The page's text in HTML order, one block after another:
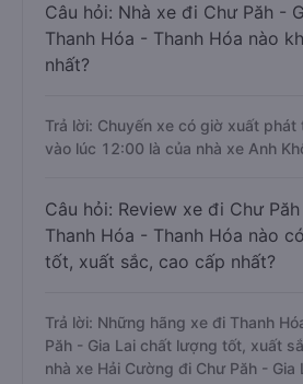
Câu hỏi: Nhà xe đi Chư Păh -
Thanh Hóa - Thanh Hóa nào
nhất?
Trả lời: Chuyến xe có giờ xuất phát
vào lúc 12:00 là của nhà xe Anh
Câu hỏi: Review xe đi Chư
Thanh Hóa - Thanh Hóa nào
tốt, xuất sắc, cao cấp nhất?
Trả lời: Những hãng xe đi Thanh
Păh - Gia Lai chất lượng tốt, xuất
nhà xe Hải Cường đi Chư Păh - Gia